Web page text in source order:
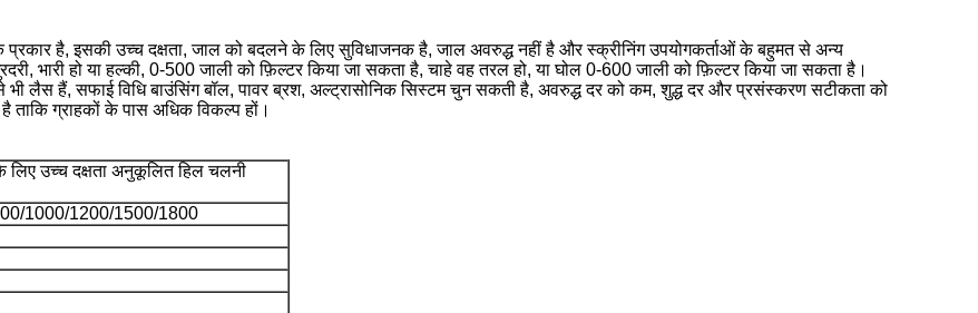
प्रकार है, इसकी उच्च दक्षता, जाल को बदलने के लिए सुविधाजनक है, जाल अवरुद्ध नहीं है और स्क्रीनिंग उपयोगकर्ताओं के बहुमत से अन्य
भारी हो या हल्की, 0-500 जाली को फ़िल्टर किया जा सकता है, चाहे वह तरल हो, या घोल 0-600 जाली को फ़िल्टर किया जा सकता है।
लैस हैं, सफाई विधि बाउंसिंग बॉल, पावर ब्रश, अल्ट्रासोनिक सिस्टम चुन सकती है, अवरुद्ध दर को कम, शुद्ध दर और प्रसंस्करण सटीकता को
ताकि ग्राहकों के पास अधिक विकल्प हों।
लिए उच्च दक्षता अनुकूलित हिल चलनी
1000/1200/1500/1800